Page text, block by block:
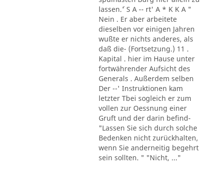
lassen.´' S A -- rt' A * K K A "
Nein . Er aber arbeitete
dieselben vor einigen Jahren
wußte er nichts anderes, als
daß die- (Fortsetzung.) 11 .
Kapital . hier im Hause unter
fortwährender Aufsicht des
Generals . Außerdem selben
Der --' Instruktionen kam
letzter Tbei sogleich er zum
vollen zur Oessnung einer
Gruft und der darin befind-
"Lassen Sie sich durch solche
Bedenken nicht zurückhalten,
wenn Sie anderneitig begehrt
sein sollten. " "Nicht, ..."